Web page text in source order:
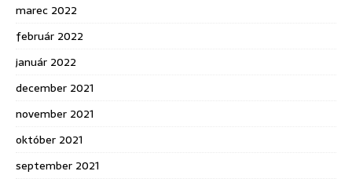
marec 2022
február 2022
január 2022
december 2021
november 2021
október 2021
september 2021